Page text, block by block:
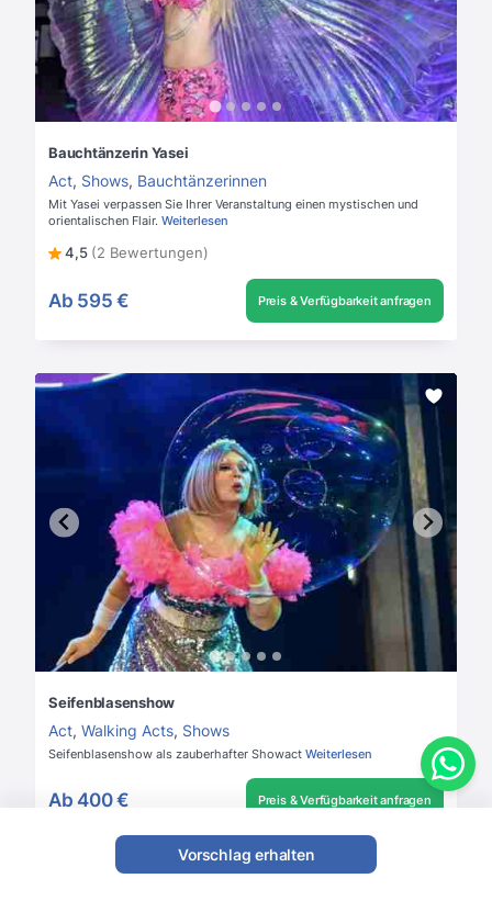
Bauchtänzerin Yasei
Act, Shows, Bauchtänzerinnen
Mit Yasei verpassen Sie Ihrer Veranstaltung einen mystischen und
orientalischen Flair. Weiterlesen
4,5 (2 Bewertungen)
Ab 595 € Preis & Verfügbarkeit anfragen
Seifenblasenshow
Act, Walking Acts, Shows
Seifenblasenshow als zauberhafter Showact Weiterlesen
Ab 400 € Preis & Verfügbarkeit anfragen
Vorschlag erhalten